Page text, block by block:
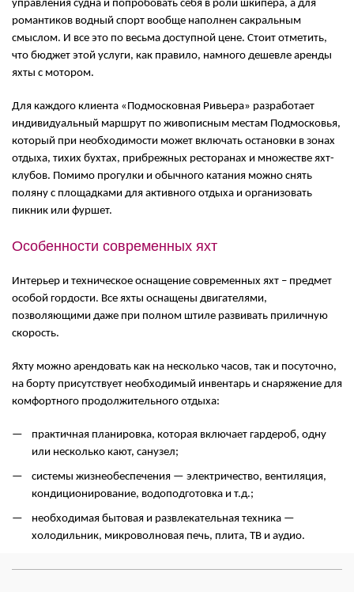
управления судна и попробовать себя в роли шкипера, а для
романтиков водный спорт вообще наполнен сакральным
смыслом. И все это по весьма доступной цене. Стоит отметить,
что бюджет этой услуги, как правило, намного дешевле аренды
яхты с мотором.
Для каждого клиента «Подмосковная Ривьера» разработает
индивидуальный маршрут по живописным местам Подмосковья,
который при необходимости может включать остановки в зонах
отдыха, тихих бухтах, прибрежных ресторанах и множестве яхт-
клубов. Помимо прогулки и обычного катания можно снять
поляну с площадками для активного отдыха и организовать
пикник или фуршет.
Особенности современных яхт
Интерьер и техническое оснащение современных яхт – предмет
особой гордости. Все яхты оснащены двигателями,
позволяющими даже при полном штиле развивать приличную
скорость.
Яхту можно арендовать как на несколько часов, так и посуточно,
на борту присутствует необходимый инвентарь и снаряжение для
комфортного продолжительного отдыха:
практичная планировка, которая включает гардероб, одну
или несколько кают, санузел;
системы жизнеобеспечения — электричество, вентиляция,
кондиционирование, водоподготовка и т.д.;
необходимая бытовая и развлекательная техника —
холодильник, микроволновая печь, плита, ТВ и аудио.